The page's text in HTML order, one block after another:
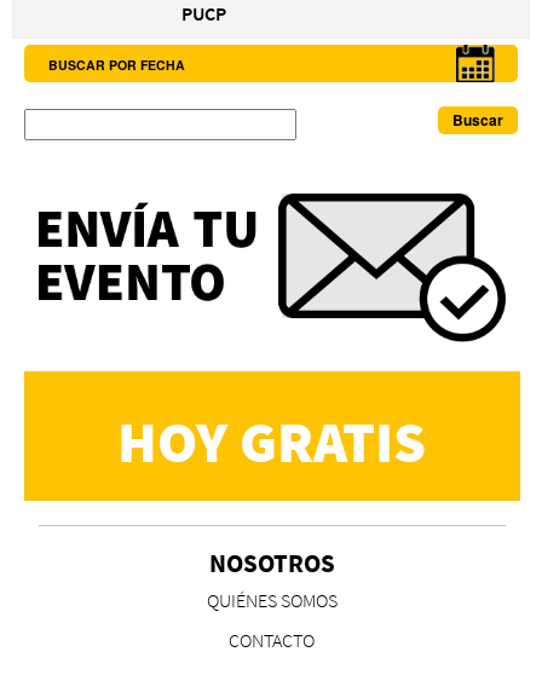
PUCP
BUSCAR POR FECHA
HOY GRATIS
NOSOTROS
QUIÉNES SOMOS
CONTACTO